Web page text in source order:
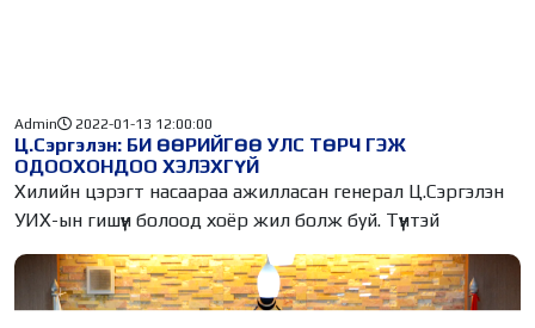
Ц.Сэргэлэн: БИ ӨӨРИЙГӨӨ УЛС ТӨРЧ ГЭЖ
ОДООХОНДОО ХЭЛЭХГҮЙ
Admin 2022-01-13 12:00:00
Хилийн цэрэгт насаараа ажилласан генерал Ц.Сэргэлэн
УИХ-ын гишүүн болоод хоёр жил болж буй. Түүнтэй